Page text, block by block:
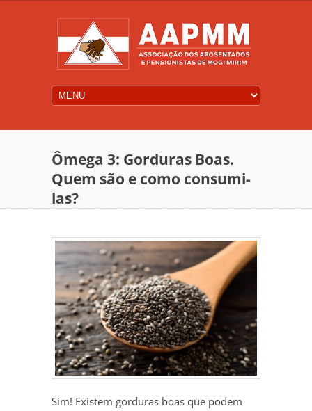
Ômega 3: Gorduras Boas.
Quem são e como consumi-
las?
Sim! Existem gorduras boas que podem